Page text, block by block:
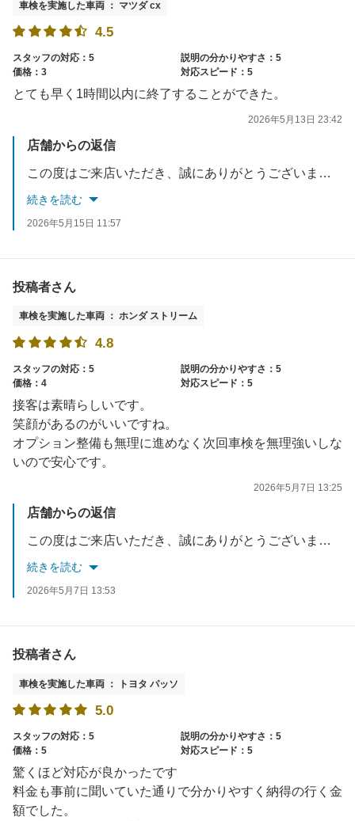
車検を実施した車両 ： マツダ cx
4.5
スタッフの対応：5
説明の分かりやすさ：5
価格：3
対応スピード：5
とても早く1時間以内に終了することができた。
2026年5月13日 23:42
店舗からの返信
この度はご来店いただき、誠にありがとうございました。ご満足して頂き大変光栄に思います。価格についてご評価いただけなく残念に思いますが、今回のご評価を真摯に受け止めこれからの改善、対策をしていきます。ご費用面でもご満足いただけるよう精進いたします。
続きを読む
2026年5月15日 11:57
投稿者さん
車検を実施した車両 ： ホンダ ストリーム
4.8
スタッフの対応：5
説明の分かりやすさ：5
価格：4
対応スピード：5
接客は素晴らしいです。
笑顔があるのがいいですね。
オプション整備も無理に進めなく次回車検を無理強いしな
いので安心です。
2026年5月7日 13:25
店舗からの返信
この度はご来店いただき、誠にありがとうございました。ご満足して頂き大変光栄に思います。お問合せから入庫まで期間が短く、急なご対応になってしまい申し訳ありませんでした。今回はお乗り換えもご検討とのことでしたが、次回新しいお車購入後も是非ご利用下さい。
続きを読む
2026年5月7日 13:53
投稿者さん
車検を実施した車両 ： トヨタ パッソ
5.0
スタッフの対応：5
説明の分かりやすさ：5
価格：5
対応スピード：5
驚くほど対応が良かったです
料金も事前に聞いていた通りで分かりやすく納得の行く金
額でした。